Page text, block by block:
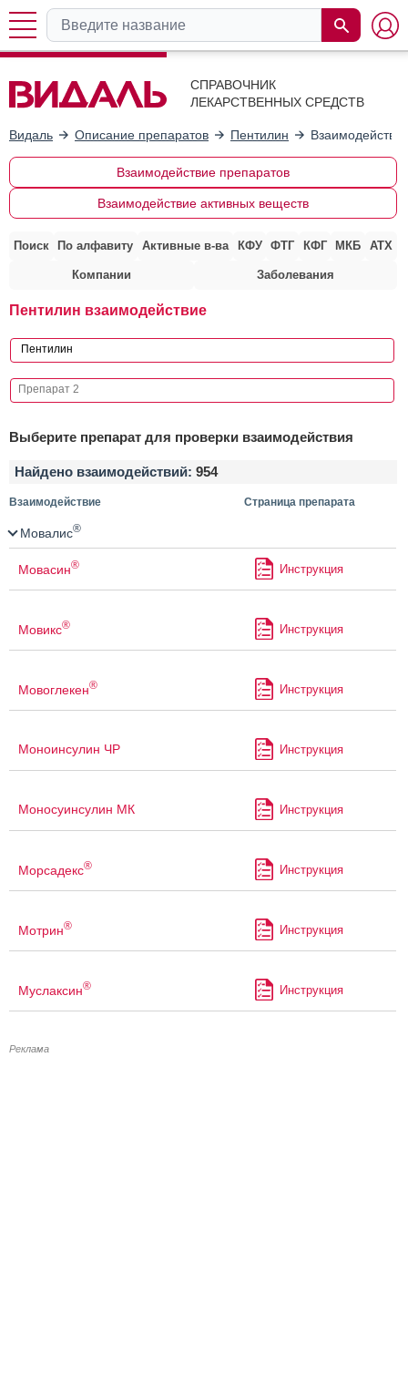
СПРАВОЧНИК
ЛЕКАРСТВЕННЫХ СРЕДСТВ
Видаль Описание препаратов Пентилин
Взаимодействие препаратов
Взаимодействие активных веществ
Поиск По алфавиту Активные в-ва КФУ ФТГ КФГ МКБ АТХ
Компании Заболевания
Пентилин взаимодействие
Выберите препарат для проверки взаимодействия
Найдено взаимодействий: 954
Взаимодействие Страница препарата
Мовалис®
Мовасин® Инструкция
Мовикс® Инструкция
Мовоглекен® Инструкция
Моноинсулин ЧР Инструкция
Моносуинсулин МК Инструкция
Морсадекс® Инструкция
Мотрин® Инструкция
Муслаксин® Инструкция
Реклама